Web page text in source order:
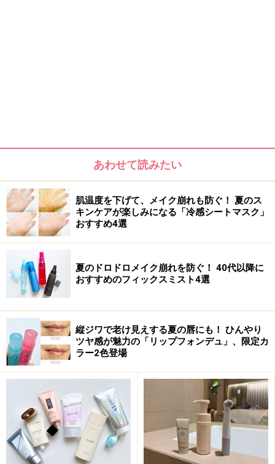
バーツビーズ ハニーリップバーム 4.25g [並行輸入品]
※データは記事公開時点のものです。
※記事内容は執筆時点のものです。最新の内容をご確認くださ
※個人の体質、また、誤った方法による実践に起因して肌荒れや
不調を引き起こす場合があります。実践の際には、必ず自身の体
質及び健康状態を十分に考慮し、正しい方法で行ってください。
また、全ての方への有効性を保証するものではありません。
あわせて読みたい
肌温度を下げて、メイク崩れも防ぐ！ 夏のス
キンケアが楽しみになる「冷感シートマスク」
おすすめ4選
夏のドロドロメイク崩れを防ぐ！ 40代以降に
おすすめのフィックスミスト4選
縦ジワで老け見えする夏の唇にも！ ひんやり
ツヤ感が魅力の「リップフォンデュ」、限定カ
ラー2色登場